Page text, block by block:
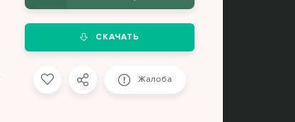
СКАЧАТЬ
Жалоба